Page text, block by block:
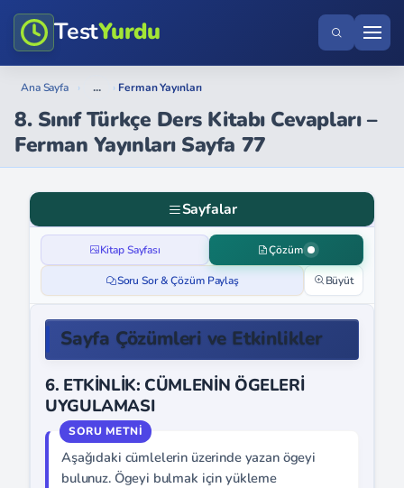
TestYurdu
Ana Sayfa › ... › Ferman Yayınları
8. Sınıf Türkçe Ders Kitabı Cevapları –
Ferman Yayınları Sayfa 77
Sayfalar
Kitap Sayfası Çözüm
Soru Sor & Çözüm Paylaş Büyüt
Sayfa Çözümleri ve Etkinlikler
6. ETKİNLİK: CÜMLENİN ÖGELERİ
UYGULAMASI
Aşağıdaki cümlelerin üzerinde yazan ögeyi
bulunuz. Ögeyi bulmak için yükleme